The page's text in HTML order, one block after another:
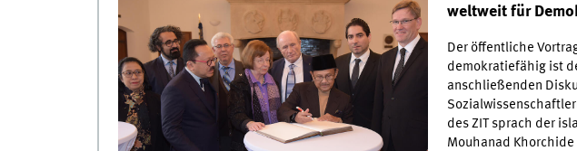
weltweit für
Der öffentliche
demokratiefähig ist
anschließenden
des ZIT sprach der
Mouhanad